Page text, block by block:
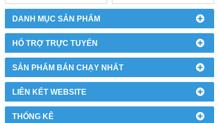
DANH MỤC SẢN PHẨM
HỔ TRỢ TRỰC TUYẾN
SẢN PHẨM BÁN CHẠY NHẤT
LIÊN KẾT WEBSITE
THỐNG KÊ